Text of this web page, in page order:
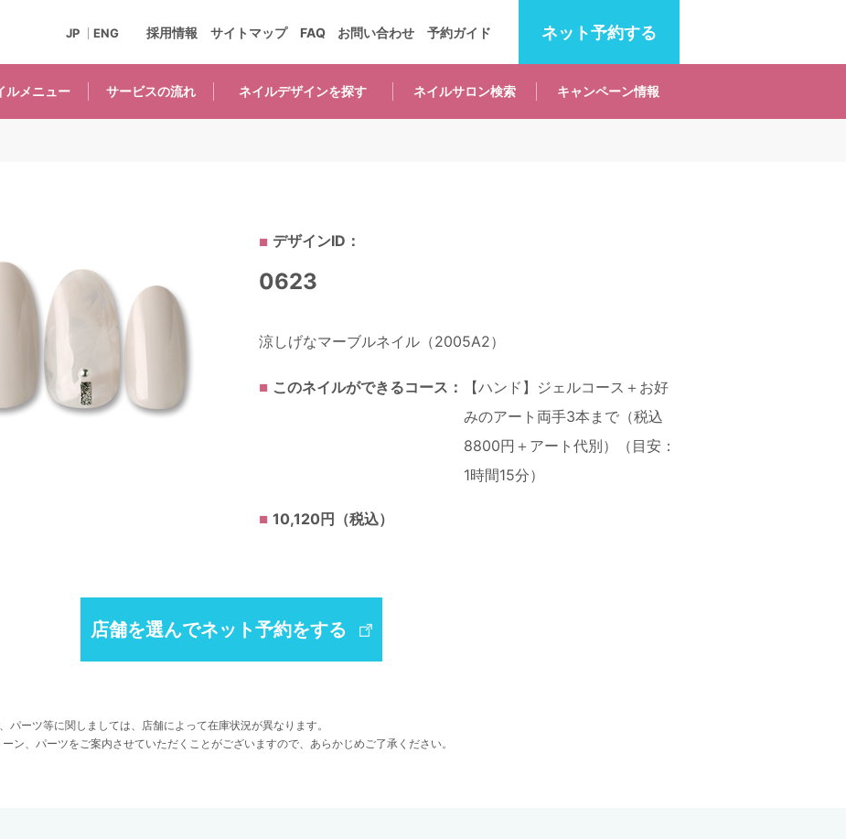
ネット予約する
ルメニュー サービスの流れ ネイルデザインを探す ネイルサロン検索 キャンペーン情報
採用情報 サイトマップ FAQ お問い合わせ 予約ガイド
JP ENG
デザインID：
0623
涼しげなマーブルネイル（2005A2）
このネイルができるコース：
【ハンド】ジェルコース＋お好
みのアート両手3本まで（税込
8800円＋アート代別）（目安：
1時間15分）
10,120円（税込）
店舗を選んでネット予約をする
パーツ等に関しましては、店舗によって在庫状況が異なります。
ン、パーツをご案内させていただくことがございますので、あらかじめご了承ください。